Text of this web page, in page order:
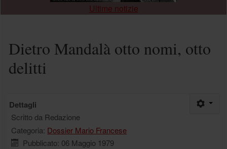
Ultime notizie
Dietro Mandalà otto nomi, otto
delitti
Dettagli
Scritto da Redazione
Categoria: Dossier Mario Francese
Pubblicato: 06 Maggio 1979